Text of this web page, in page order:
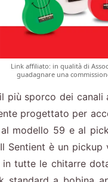
Link affiliato: in qualità di
guadagnare una
più sporco dei
progettato per
modello 59 e al
è un
tutte le chitarre